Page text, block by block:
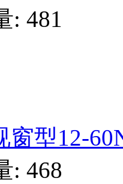
: 481
窗型12-
: 468